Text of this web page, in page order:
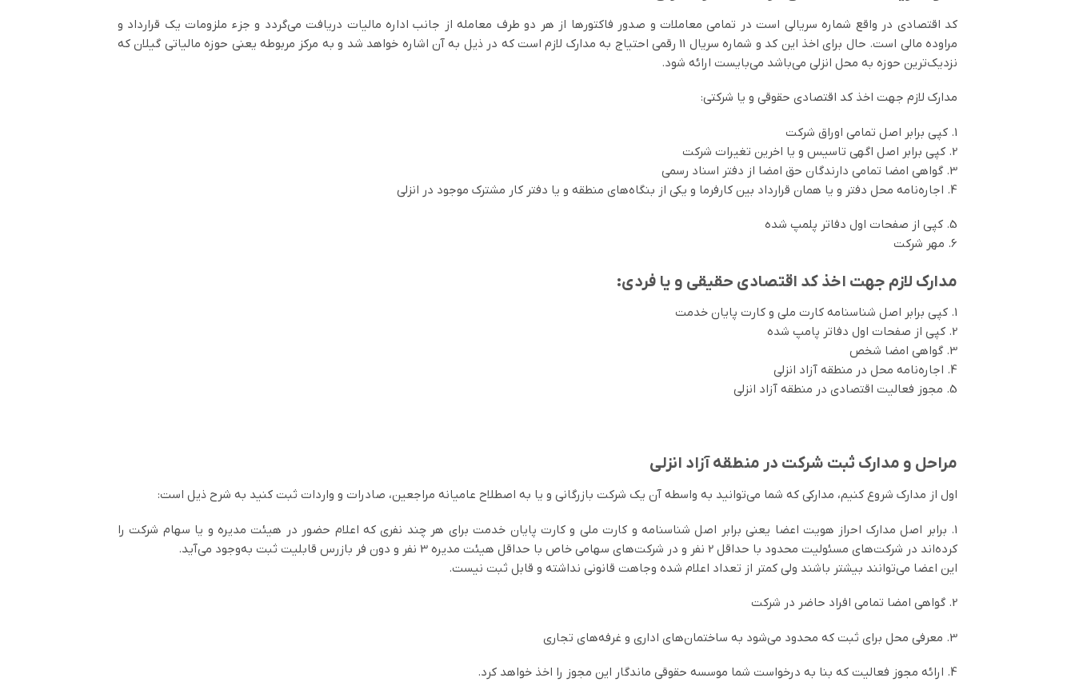
کد اقتصادی در واقع شماره سریالی است در تمامی معاملات و صدور فاکتورها از هر دو طرف معامله از جانب اداره مالیات دریافت می‌گردد و جزء ملزومات یک قرارداد و
مراوده مالی است. حال برای اخذ این کد و شماره سریال 11 رقمی احتیاج به مدارک لازم است که در ذیل به آن اشاره خواهد شد و به مرکز مربوطه یعنی حوزه مالیاتی گیلان که
نزدیک‌ترین حوزه به محل انزلی می‌باشد می‌بایست ارائه شود.
مدارک لازم جهت اخذ کد اقتصادی حقوقی و یا شرکتی:
1. کپی برابر اصل تمامی اوراق شرکت
2. کپی برابر اصل اگهی تاسیس و یا اخرین تغیرات شرکت
3. گواهی امضا تمامی دارندگان حق امضا از دفتر اسناد رسمی
4. اجاره‌نامه محل دفتر و یا همان قرارداد بین کارفرما و یکی از بنگاه‌های منطقه و یا دفتر کار مشترک موجود در انزلی
5. کپی از صفحات اول دفاتر پلمپ شده
6. مهر شرکت
مدارک لازم جهت اخذ کد اقتصادی حقیقی و یا فردی:
1. کپی برابر اصل شناسنامه کارت ملی و کارت پایان خدمت
2. کپی از صفحات اول دفاتر پامپ شده
3. گواهی امضا شخص
4. اجاره‌نامه محل در منطقه آزاد انزلی
5. مجوز فعالیت اقتصادی در منطقه آزاد انزلی
مراحل و مدارک ثبت شرکت در منطقه آزاد انزلی
اول از مدارک شروع کنیم، مدارکی که شما می‌توانید به واسطه آن یک شرکت بازرگانی و یا به اصطلاح عامیانه مراجعین، صادرات و واردات ثبت کنید به شرح ذیل است:
1. برابر اصل مدارک احراز هویت اعضا یعنی برابر اصل شناسنامه و کارت ملی و کارت پایان خدمت برای هر چند نفری که اعلام حضور در هیئت مدیره و یا سهام شرکت را
کرده‌اند در شرکت‌های مسئولیت محدود با حداقل 2 نفر و در شرکت‌های سهامی خاص با حداقل هیئت مدیره 3 نفر و دون فر بازرس قابلیت ثبت به‌وجود می‌آید.
این اعضا می‌توانند بیشتر باشند ولی کمتر از تعداد اعلام شده وجاهت قانونی نداشته و قابل ثبت نیست.
2. گواهی امضا تمامی افراد حاضر در شرکت
3. معرفی محل برای ثبت که محدود می‌شود به ساختمان‌های اداری و غرفه‌های تجاری
4. ارائه مجوز فعالیت که بنا به درخواست شما موسسه حقوقی ماندگار این مجوز را اخذ خواهد کرد.